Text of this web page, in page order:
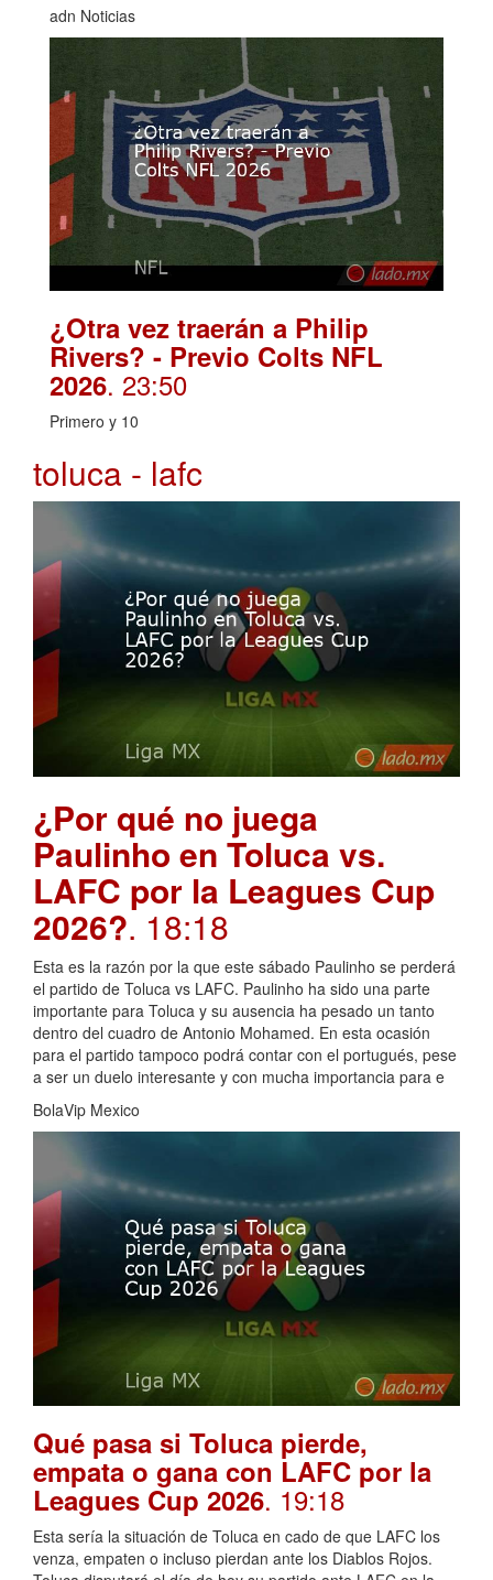
adn Noticias
¿Otra vez traerán a Philip
Rivers? - Previo Colts NFL
2026. 23:50
Primero y 10
toluca - lafc
¿Por qué no juega
Paulinho en Toluca vs.
LAFC por la Leagues Cup
2026?. 18:18
Esta es la razón por la que este sábado Paulinho se perderá
el partido de Toluca vs LAFC. Paulinho ha sido una parte
importante para Toluca y su ausencia ha pesado un tanto
dentro del cuadro de Antonio Mohamed. En esta ocasión
para el partido tampoco podrá contar con el portugués, pese
a ser un duelo interesante y con mucha importancia para e
BolaVip Mexico
Qué pasa si Toluca pierde,
empata o gana con LAFC por la
Leagues Cup 2026. 19:18
Esta sería la situación de Toluca en cado de que LAFC los
venza, empaten o incluso pierdan ante los Diablos Rojos.